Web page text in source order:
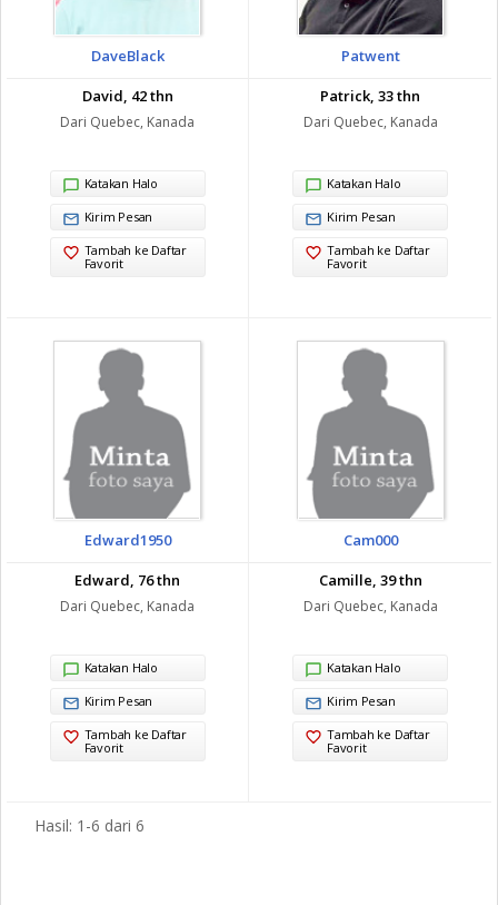
DaveBlack
David, 42 thn
Dari Quebec, Kanada
Katakan Halo
Kirim Pesan
Tambah ke Daftar
Favorit
Patwent
Patrick, 33 thn
Dari Quebec, Kanada
Katakan Halo
Kirim Pesan
Tambah ke Daftar
Favorit
Edward1950
Edward, 76 thn
Dari Quebec, Kanada
Katakan Halo
Kirim Pesan
Tambah ke Daftar
Favorit
Cam000
Camille, 39 thn
Dari Quebec, Kanada
Katakan Halo
Kirim Pesan
Tambah ke Daftar
Favorit
Hasil: 1-6 dari 6